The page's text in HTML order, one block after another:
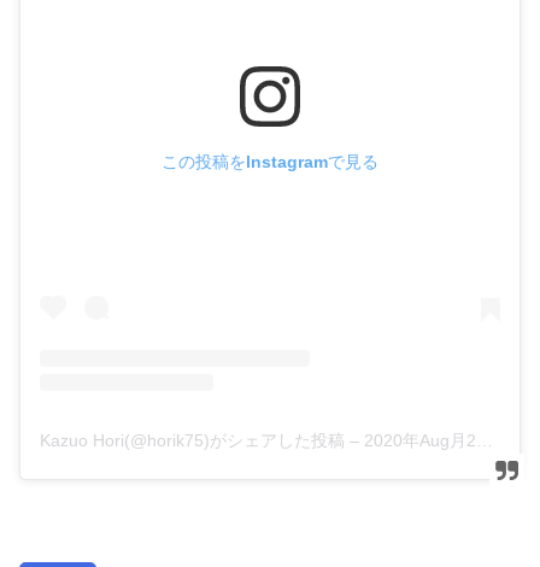
この投稿をInstagramで見る
Kazuo Hori(@horik75)がシェアした投稿 – 2020年Aug月29日am1時34分PDT